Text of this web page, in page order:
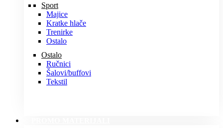
Sport
Majice
Kratke hlače
Trenirke
Ostalo
Ostalo
Ručnici
Šalovi/buffovi
Tekstil